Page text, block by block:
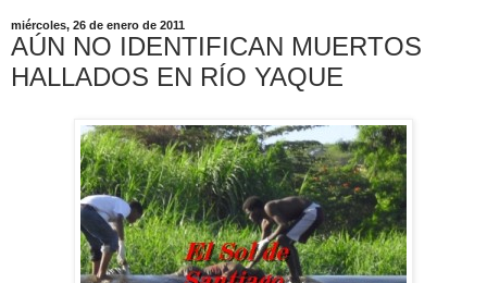
miércoles, 26 de enero de 2011
AÚN NO IDENTIFICAN MUERTOS
HALLADOS EN RÍO YAQUE